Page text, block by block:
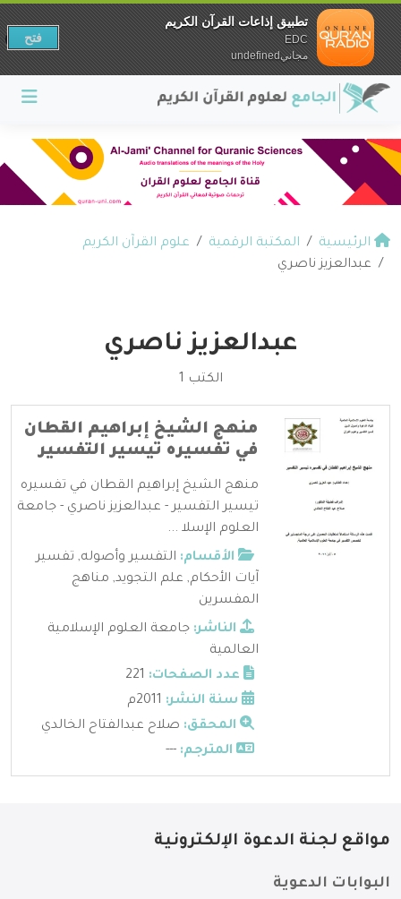
الرئيسية المكتبة الرقمية
علوم القرآن الكريم
عبدالعزيز ناصري
عبدالعزيز ناصري
الكتب 1
منهج الشيخ إبراهيم القطان
في تفسيره تيسير التفسير
منهج الشيخ إبراهيم القطان في تفسيره
تيسير التفسير - عبدالعزيز ناصري - جامعة
العلوم الإسلا ...
الأقسام: التفسير وأصوله, تفسير
آيات الأحكام, علم التجويد, مناهج
المفسرين
الناشر: جامعة العلوم الإسلامية
العالمية
عدد الصفحات:
سنة النشر:
المحقق: صلاح عبدالفتاح الخالدي
المترجم: ---
مواقع لجنة الدعوة الإلكترونية
البوابات الدعوية
تطبيق إذاعات القرآن الكريم
EDC
مجانيundefined
فتح